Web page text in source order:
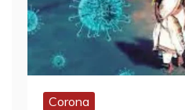
Corona